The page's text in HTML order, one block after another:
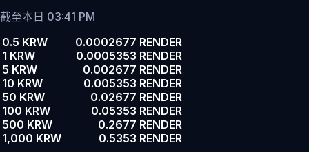
截至本日 03:41 PM
0.5 KRW
0.0002677 RENDER
1 KRW
0.0005353 RENDER
5 KRW
0.002677 RENDER
10 KRW
0.005353 RENDER
50 KRW
0.02677 RENDER
100 KRW
0.05353 RENDER
500 KRW
0.2677 RENDER
1,000 KRW
0.5353 RENDER